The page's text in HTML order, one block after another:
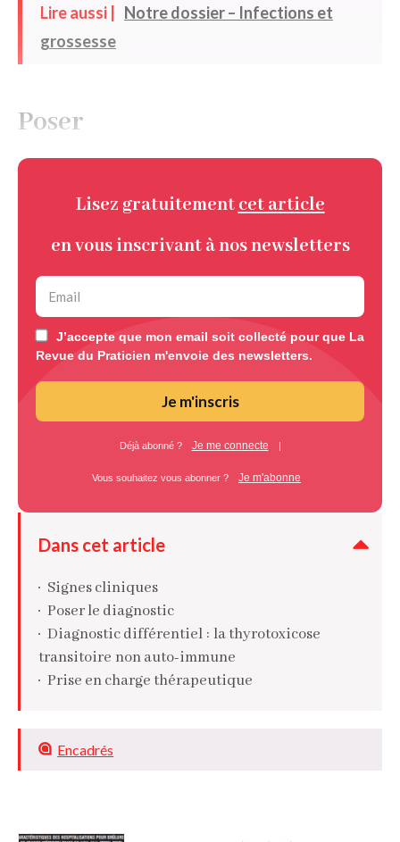
Lire aussi |
Notre dossier – Infections et
grossesse
Poser
Lisez gratuitement cet article
en vous inscrivant à nos newsletters
J’accepte que mon email soit collecté pour que La
Revue du Praticien m'envoie des newsletters.
Je m'inscris
Déjà abonné ? Je me connecte |
Vous souhaitez vous abonner ? Je m'abonne
Dans cet article
Signes cliniques
Poser le diagnostic
Diagnostic différentiel : la thyrotoxicose
transitoire non auto-immune
Prise en charge thérapeutique
Encadrés